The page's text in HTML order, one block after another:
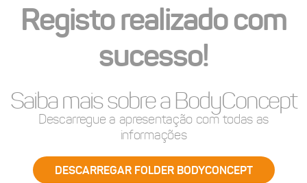
Registo realizado com
sucesso!
Saiba mais sobre a BodyConcept
Descarregue a apresentação com todas as
informações
DESCARREGAR FOLDER BODYCONCEPT